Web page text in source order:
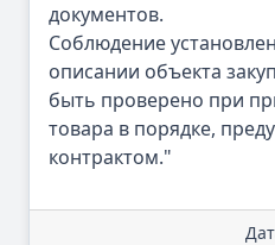
документов.
Соблюдение
описании объекта
быть проверено при
товара в порядке,
контрактом."